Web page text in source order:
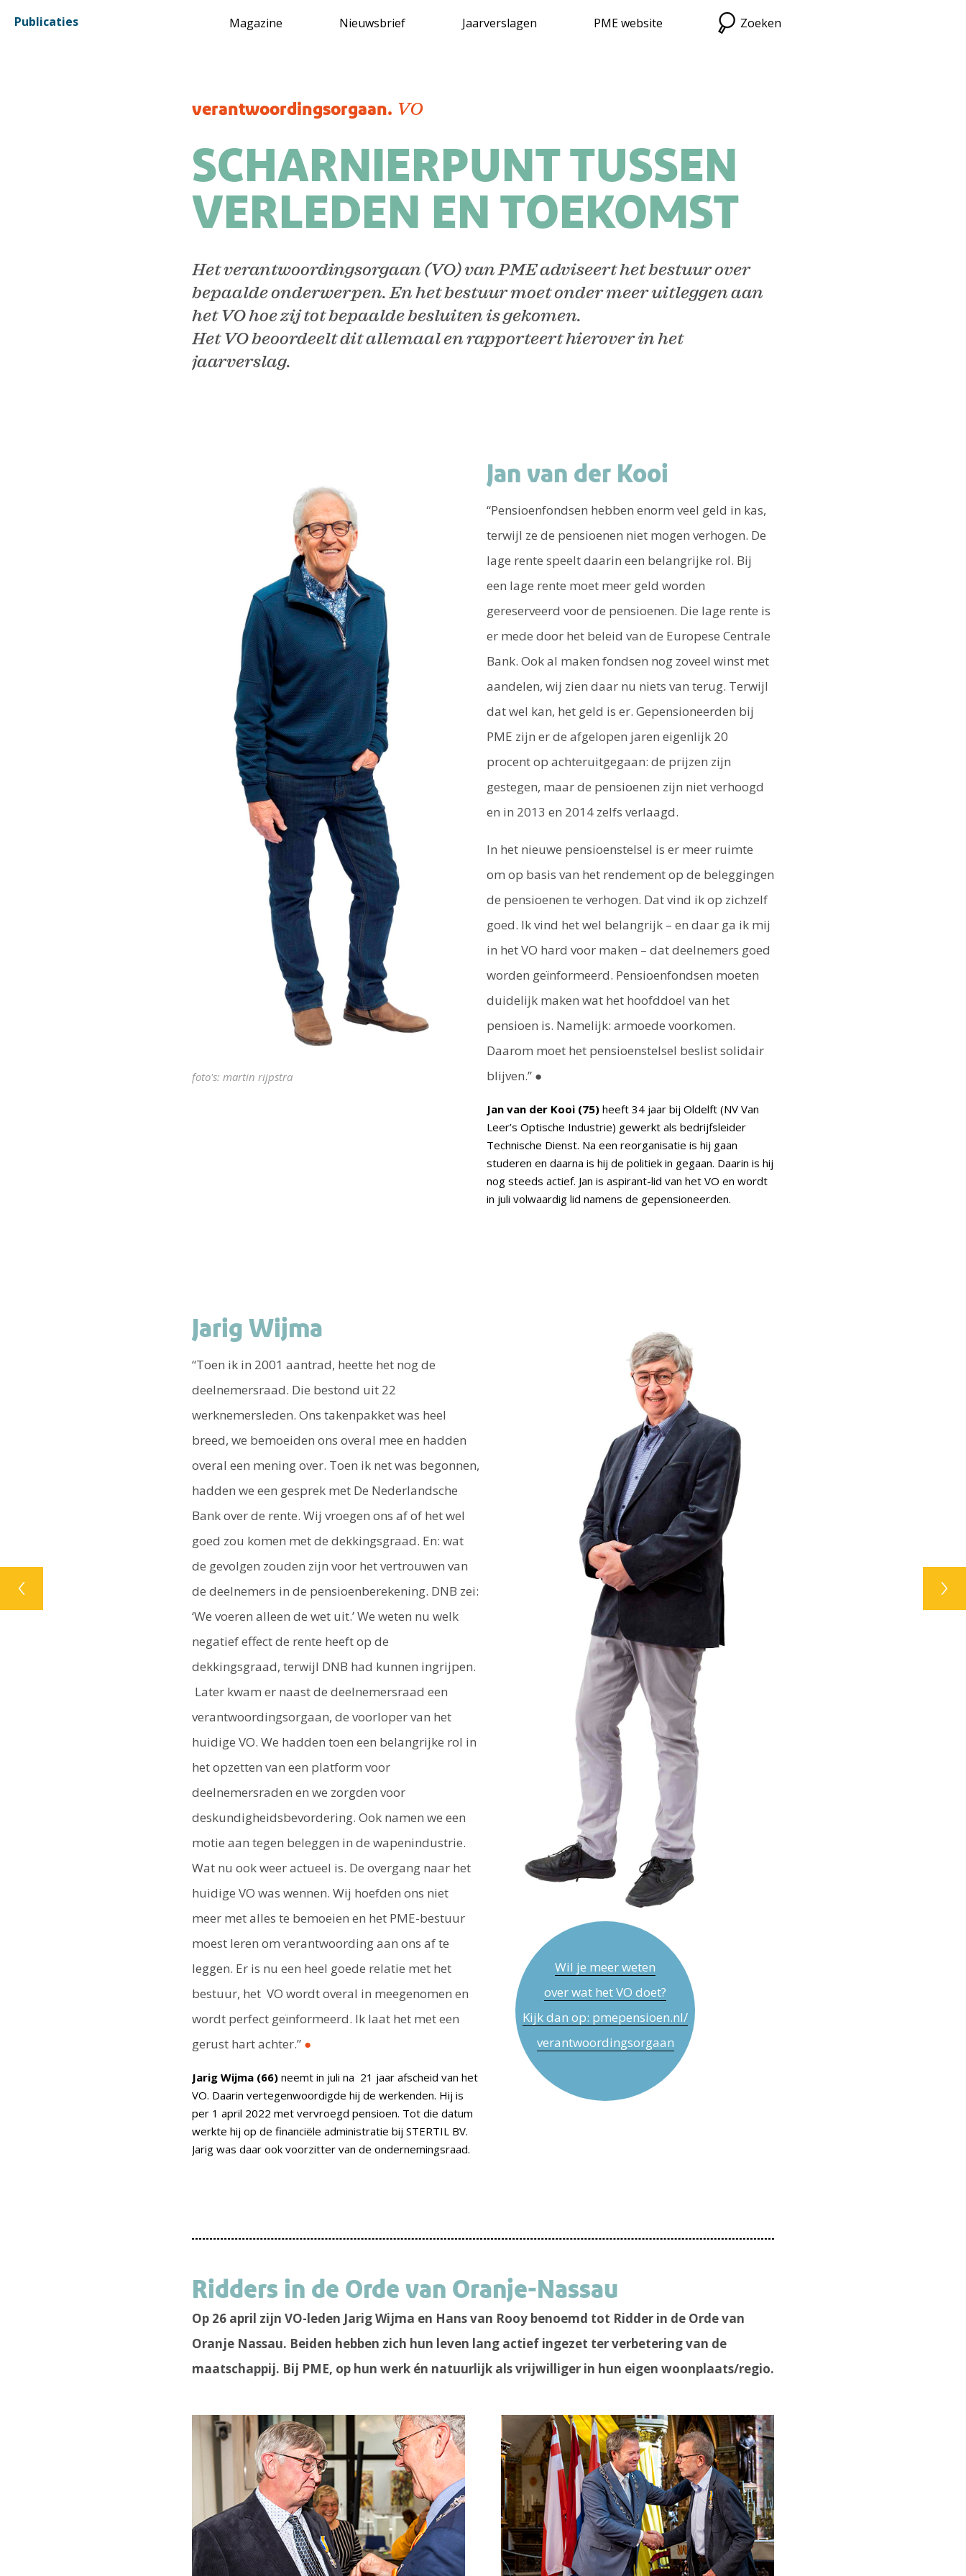
Publicaties Magazine Nieuwsbrief Jaarverslagen PME website Zoeken
Inhoud Delen via
verantwoordingsorgaan. VO
SCHARNIERPUNT TUSSEN
VERLEDEN EN TOEKOMST
Het verantwoordings­­orgaan (VO) van PME ­adviseert het bestuur over
bepaalde onderwerpen. En het ­bestuur moet onder meer uitleggen aan
het VO hoe zij tot bepaalde ­besluiten is gekomen.
Het VO beoordeelt dit allemaal en rapporteert hierover in het
jaarverslag.
foto's: martin rijpstra
Jan van der Kooi
“Pensioenfondsen hebben enorm veel geld in kas,
terwijl ze de pensioenen niet mogen verhogen. De
lage rente speelt daarin een belangrijke rol. Bij
een lage rente moet meer geld worden
gereserveerd voor de pensioenen. Die lage rente is
er mede door het beleid van de Europese Centrale
Bank. Ook al maken fondsen nog zoveel winst met
aandelen, wij zien daar nu niets van terug. Terwijl
dat wel kan, het geld is er. Gepensioneerden bij
PME zijn er de afgelopen jaren eigenlijk 20
procent op achteruitgegaan: de prijzen zijn
gestegen, maar de pensioenen zijn niet verhoogd
en in 2013 en 2014 zelfs verlaagd.
In het nieuwe pensioenstelsel is er meer ruimte
om op basis van het rendement op de beleggingen
de pensioenen te ver­hogen. Dat vind ik op zichzelf
goed. Ik vind het wel belangrijk – en daar ga ik mij
in het VO hard voor maken – dat deel­nemers goed
worden geïnformeerd. Pen­sioenfondsen moeten
duidelijk maken wat het hoofddoel van het
pensioen is. Namelijk: armoede voorkomen.
Daarom moet het pensioenstelsel beslist solidair
blijven.” ●
Jan van der Kooi (75)heeft 34 jaar bij Oldelft (NV Van
Leer’s Optische Industrie) gewerkt als bedrijfsleider
Technische Dienst. Na een reorganisatie is hij gaan
studeren en daarna is hij de politiek in gegaan. Daarin is hij
nog steeds actief. Jan is aspirant-lid van het VO en wordt
in juli volwaardig lid namens de gepensioneerden.
Jarig Wijma
“Toen ik in 2001 aantrad, heette het nog de
deelnemersraad. Die bestond uit 22
werknemersleden. Ons takenpakket was heel
breed, we bemoeiden ons overal mee en hadden
overal een mening over. Toen ik net was begonnen,
hadden we een gesprek met De Nederlandsche
Bank over de rente. Wij vroegen ons af of het wel
goed zou komen met de dekkingsgraad. En: wat
de gevolgen zouden zijn voor het vertrouwen van
de deelnemers in de pensioenberekening. DNB zei:
‘We voeren alleen de wet uit.’ We weten nu welk
negatief effect de rente heeft op de
dekkingsgraad, terwijl DNB had kunnen ingrijpen.
Later kwam er naast de deelnemersraad een
verantwoordingsorgaan, de voorloper van het
huidige VO. We hadden toen een belangrijke rol in
het opzetten van een platform voor
deelnemersraden en we zorgden voor
deskundigheidsbevordering. Ook namen we een
motie aan tegen beleggen in de wapenindustrie.
Wat nu ook weer actueel is. De overgang naar het
huidige VO was wennen. Wij hoefden ons niet
meer met alles te bemoeien en het PME-bestuur
moest leren om verantwoording aan ons af te
leggen. Er is nu een heel goede relatie met het
bestuur, het VO wordt overal in meegenomen en
wordt perfect geïnformeerd. Ik laat het met een
gerust hart achter.” ●
Jarig Wijma (66)neemt in juli na 21 jaar afscheid van het
VO. Daarin vertegenwoordigde hij de werkenden. Hij is
per 1 april 2022 met vervroegd pensioen. Tot die datum
werkte hij op de financiële admini­stratie bij STERTIL BV.
Jarig was daar ook voorzitter van de ondernemingsraad.
Wil je meer weten
over wat het VO doet?
Kijk dan op: pmepensioen.nl/
verantwoordingsorgaan
Ridders in de Orde van Oranje-Nassau
Op 26 april zijn VO-leden Jarig Wijma en Hans van Rooy benoemd tot Ridder in de Orde van
Oranje Nassau. Beiden hebben zich hun leven lang actief ingezet ter verbetering van de
maatschappij. Bij PME, op hun werk én natuurlijk als vrijwilliger in hun eigen woonplaats/regio.